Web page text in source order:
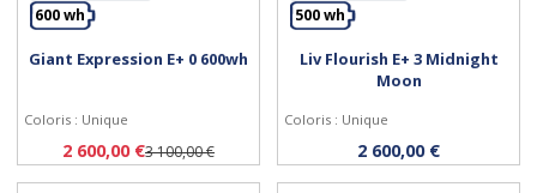
Personnaliser
600 wh
Giant Expression E+ 0 600wh
Coloris : Unique
2 600,00 €3 100,00 €
Personnaliser
500 wh
Liv Flourish E+ 3 Midnight
Moon
Coloris : Unique
2 600,00 €